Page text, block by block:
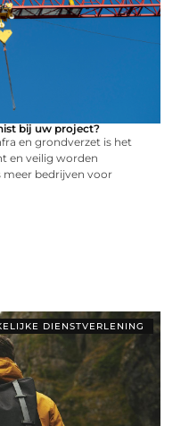
bij uw project?
en grondverzet is het
en veilig worden
meer bedrijven voor
DIENSTVERLENING